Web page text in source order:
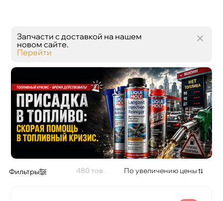
Запчасти с доставкой на нашем
новом сайте.
Перейти
Фильтры 480 По увеличению цены